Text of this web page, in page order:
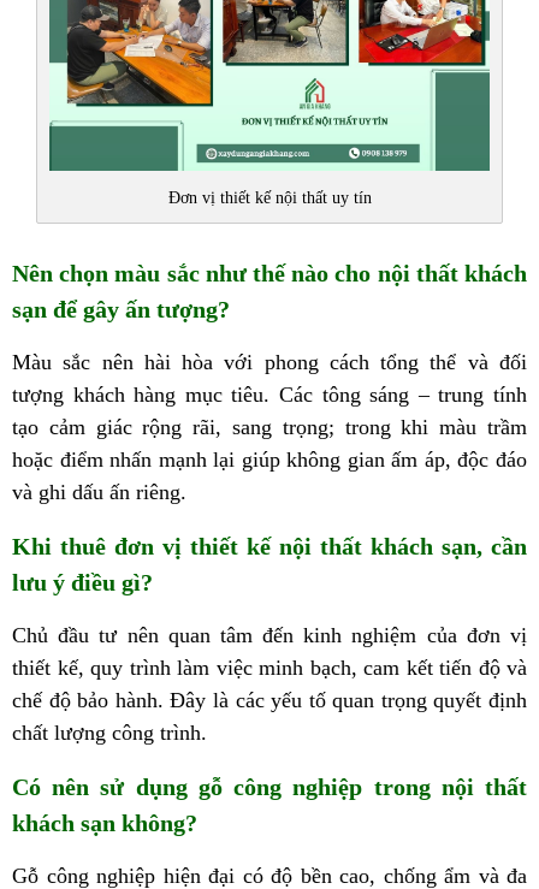
Đơn vị thiết kế nội thất uy tín
Nên chọn màu sắc như thế nào cho nội thất khách
sạn để gây ấn tượng?
Màu sắc nên hài hòa với phong cách tổng thể và đối
tượng khách hàng mục tiêu. Các tông sáng – trung tính
tạo cảm giác rộng rãi, sang trọng; trong khi màu trầm
hoặc điểm nhấn mạnh lại giúp không gian ấm áp, độc đáo
và ghi dấu ấn riêng.
Khi thuê đơn vị thiết kế nội thất khách sạn, cần
lưu ý điều gì?
Chủ đầu tư nên quan tâm đến kinh nghiệm của đơn vị
thiết kế, quy trình làm việc minh bạch, cam kết tiến độ và
chế độ bảo hành. Đây là các yếu tố quan trọng quyết định
chất lượng công trình.
Có nên sử dụng gỗ công nghiệp trong nội thất
khách sạn không?
Gỗ công nghiệp hiện đại có độ bền cao, chống ẩm và đa